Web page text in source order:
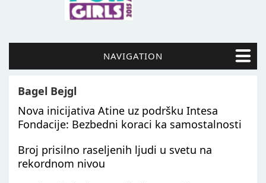
NAVIGATION
Bagel Bejgl
Nova inicijativa Atine uz podršku Intesa
Fondacije: Bezbedni koraci ka samostalnosti
Broj prisilno raseljenih ljudi u svetu na
rekordnom nivou